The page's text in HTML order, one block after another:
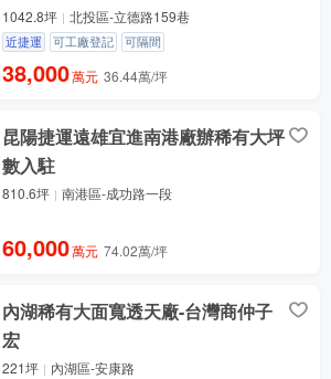
1042.8坪 北投區-立德路159巷
近捷運 可工廠登記 可隔間
38,000萬元 36.44萬/坪
昆陽捷運遠雄宜進南港廠辦稀有大坪
數入駐
810.6坪 南港區-成功路一段
60,000萬元 74.02萬/坪
內湖稀有大面寬透天廠-台灣商仲子
宏
221坪 內湖區-安康路